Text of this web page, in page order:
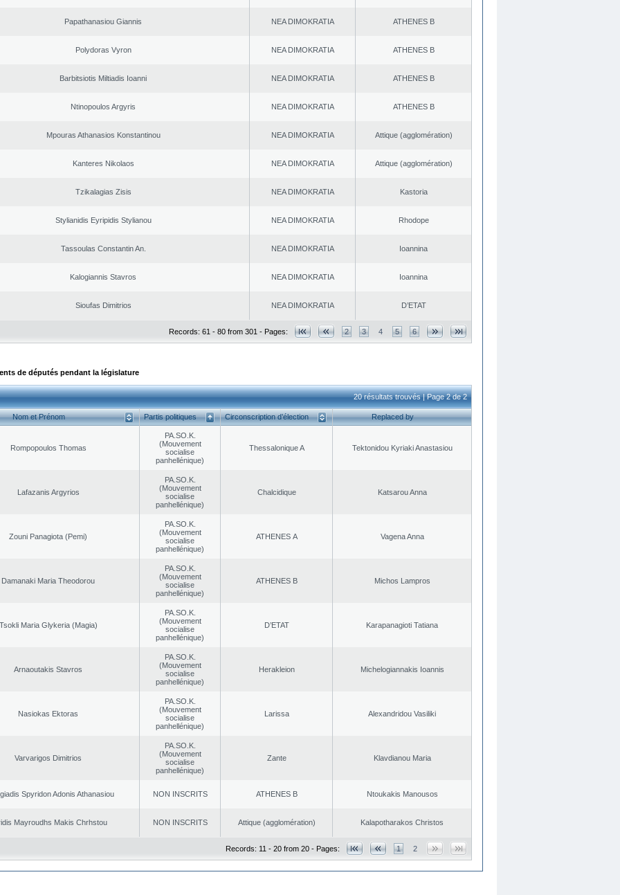
Papathanasiou Giannis NEA DΙMOKRATIA ATHENES Β
Polydoras Vyron NEA DΙMOKRATIA ATHENES Β
Barbitsiotis Miltiadis Ioanni NEA DΙMOKRATIA ATHENES Β
Ntinopoulos Argyris NEA DΙMOKRATIA ATHENES Β
Mpouras Athanasios Konstantinou NEA DΙMOKRATIA Αttique (agglomération)
Kanteres Nikolaos NEA DΙMOKRATIA Αttique (agglomération)
Tzikalagias Zisis NEA DΙMOKRATIA Kastoria
Stylianidis Eyripidis Stylianou NEA DΙMOKRATIA Rhodope
Tassoulas Constantin An. NEA DΙMOKRATIA Ioannina
Kalogiannis Stavros NEA DΙMOKRATIA Ioannina
Sioufas Dimitrios NEA DΙMOKRATIA D’ETAT
Records: 61 - 80 from 301 - Pages: 2 3 4 5 6
de députés pendant la législature
20 résultats trouvés | Page 2 de 2
Nom et Prénom Partis politiques Circonscription d’élection Replaced by
Rompopoulos Thomas
PA.SO.K.
(Mouvement
socialise
panhellénique)
Thessalonique A Tektonidou Kyriaki Anastasiou
Lafazanis Argyrios
PA.SO.K.
(Mouvement
socialise
panhellénique)
Chalcidique Katsarou Anna
Zouni Panagiota (Pemi)
PA.SO.K.
(Mouvement
socialise
panhellénique)
ATHENES Α Vagena Anna
Damanaki Maria Theodorou
PA.SO.K.
(Mouvement
socialise
panhellénique)
ATHENES Β Michos Lampros
Maria Glykeria (Magia)
PA.SO.K.
(Mouvement
socialise
panhellénique)
D’ETAT Karapanagioti Tatiana
Arnaoutakis Stavros
PA.SO.K.
(Mouvement
socialise
panhellénique)
Herakleion Michelogiannakis Ioannis
Nasiokas Ektoras
PA.SO.K.
(Mouvement
socialise
panhellénique)
Larissa Alexandridou Vasiliki
Varvarigos Dimitrios
PA.SO.K.
(Mouvement
socialise
panhellénique)
Zante Klavdianou Maria
Spyridon Adonis Athanasiou NON INSCRITS ATHENES Β Ntoukakis Manousos
Mayroudhs Makis Chrhstou NON INSCRITS Αttique (agglomération) Kalapotharakos Christos
Records: 11 - 20 from 20 - Pages: 1 2